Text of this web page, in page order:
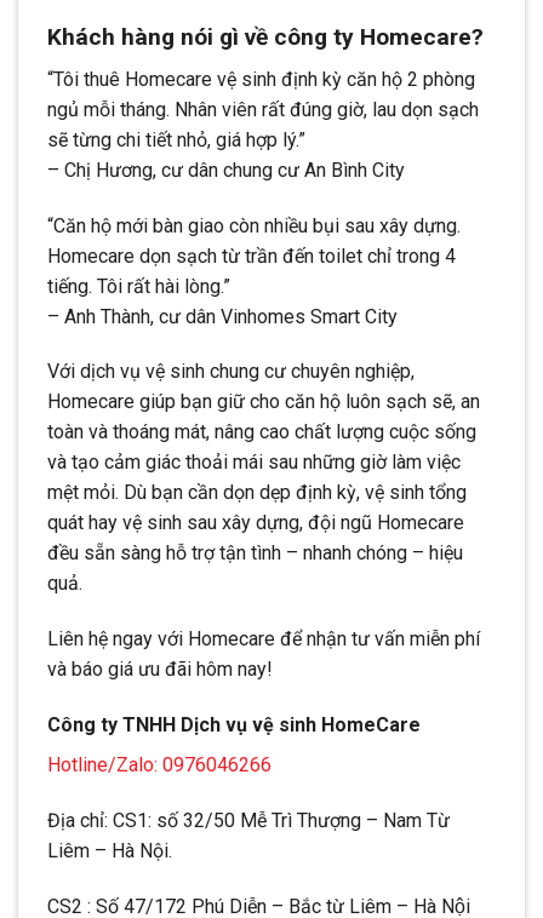
Khách hàng nói gì về công ty Homecare?
“Tôi thuê Homecare vệ sinh định kỳ căn hộ 2 phòng
ngủ mỗi tháng. Nhân viên rất đúng giờ, lau dọn sạch
sẽ từng chi tiết nhỏ, giá hợp lý.”
– Chị Hương, cư dân chung cư An Bình City
“Căn hộ mới bàn giao còn nhiều bụi sau xây dựng.
Homecare dọn sạch từ trần đến toilet chỉ trong 4
tiếng. Tôi rất hài lòng.”
– Anh Thành, cư dân Vinhomes Smart City
Với dịch vụ vệ sinh chung cư chuyên nghiệp,
Homecare giúp bạn giữ cho căn hộ luôn sạch sẽ, an
toàn và thoáng mát, nâng cao chất lượng cuộc sống
và tạo cảm giác thoải mái sau những giờ làm việc
mệt mỏi. Dù bạn cần dọn dẹp định kỳ, vệ sinh tổng
quát hay vệ sinh sau xây dựng, đội ngũ Homecare
đều sẵn sàng hỗ trợ tận tình – nhanh chóng – hiệu
quả.
Liên hệ ngay với Homecare để nhận tư vấn miễn phí
và báo giá ưu đãi hôm nay!
Công ty TNHH Dịch vụ vệ sinh HomeCare
Hotline/Zalo: 0976046266
Địa chỉ: CS1: số 32/50 Mễ Trì Thượng – Nam Từ
Liêm – Hà Nội.
CS2 : Số 47/172 Phú Diễn – Bắc từ Liêm – Hà Nội